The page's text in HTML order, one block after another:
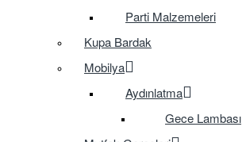
Parti Malzemeleri
Kupa Bardak
Mobilya
Aydınlatma
Gece Lambası